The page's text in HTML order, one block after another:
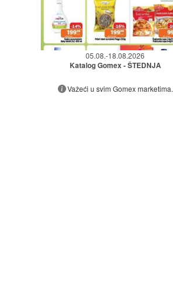
05.08.-18.08.2026
Katalog Gomex - ŠTEDNJA
Važeći u svim Gomex marketima.